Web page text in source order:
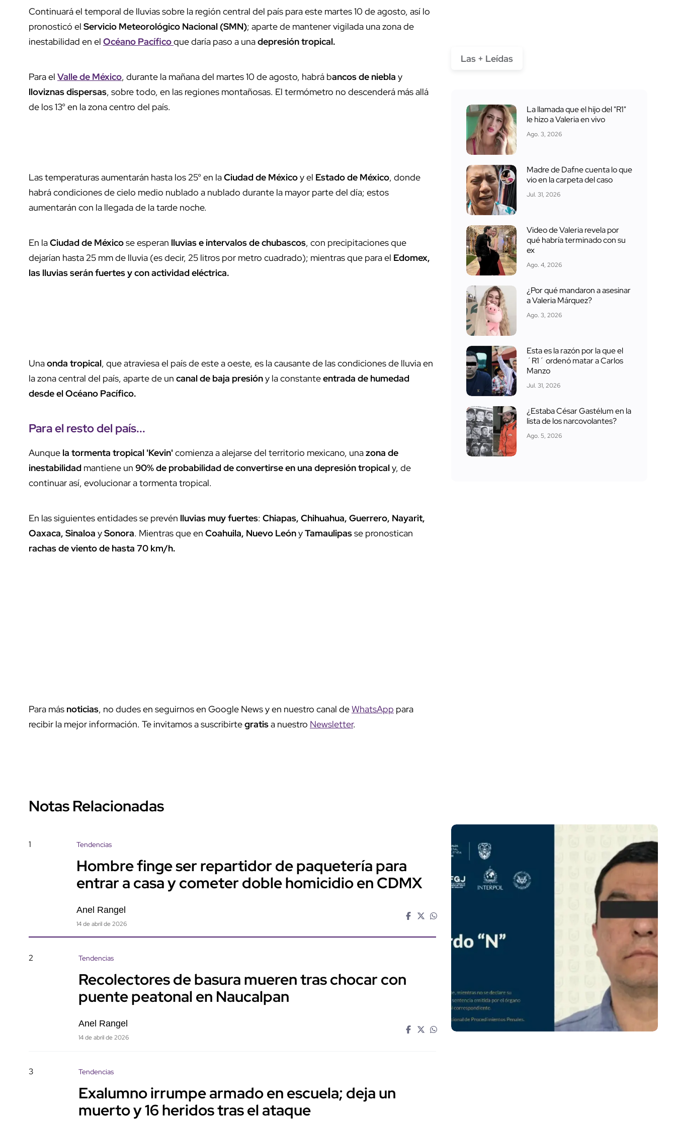
Continuará el temporal de lluvias sobre la región central del país para este martes 10 de agosto, así lo
pronosticó el Servicio Meteorológico Nacional (SMN); aparte de mantener vigilada una zona de
inestabilidad en el Océano Pacíficoque daría paso a unadepresión tropical.
Para el Valle de México, durante la mañana del martes 10 de agosto, habrá bancos de niebla y
lloviznas dispersas, sobre todo, en las regiones montañosas. El termómetro no descenderá más allá
de los 13° en la zona centro del país.
Las temperaturas aumentarán hasta los 25° en laCiudad de Méxicoy el Estado de México, donde
habrá condiciones de cielo medio nublado a nublado durante la mayor parte del día; estos
aumentarán con la llegada de la tarde noche.
En laCiudad de Méxicose esperan lluvias e intervalos de chubascos, con precipitaciones que
dejarían hasta 25 mm de lluvia (es decir, 25 litros por metro cuadrado); mientras que para el Edomex,
las lluvias serán fuertes y con actividad eléctrica.
Unaonda tropical, que atraviesa el país de este a oeste, es la causante de las condiciones de lluvia en
la zona central del país, aparte de un canal de baja presióny la constanteentrada de humedad
desde el Océano Pacífico.
Para el resto del país...
Aunque la tormenta tropical 'Kevin' comienza a alejarse del territorio mexicano, unazona de
inestabilidad mantiene un 90% de probabilidad de convertirse en una depresión tropicaly, de
continuar así, evolucionar a tormenta tropical.
En las siguientes entidades se prevén lluvias muy fuertes: Chiapas, Chihuahua, Guerrero, Nayarit,
Oaxaca, Sinaloa ySonora. Mientras que en Coahuila, Nuevo LeónyTamaulipasse pronostican
rachas de viento de hasta 70 km/h.
Para más noticias, no dudes en seguirnos en Google News y en nuestro canal deWhatsApp para
recibir la mejor información. Te invitamos a suscribirtegratisa nuestro Newsletter.
Notas Relacionadas
1 Tendencias
Hombre finge ser repartidor de paquetería para
entrar a casa y cometer doble homicidio en CDMX
Anel Rangel
14 de abril de 2026
2 Tendencias
Recolectores de basura mueren tras chocar con
puente peatonal en Naucalpan
Anel Rangel
14 de abril de 2026
3 Tendencias
Exalumno irrumpe armado en escuela; deja un
muerto y 16 heridos tras el ataque
Las + Leídas
La llamada que el hijo del "R1"
le hizo a Valeria en vivo
Ago. 3, 2026
Madre de Dafne cuenta lo que
vio en la carpeta del caso
Jul. 31, 2026
Video de Valeria revela por
qué habría terminado con su
ex
Ago. 4, 2026
¿Por qué mandaron a asesinar
a Valeria Márquez?
Ago. 3, 2026
Esta es la razón por la que el
´R1´ ordenó matar a Carlos
Manzo
Jul. 31, 2026
¿Estaba César Gastélum en la
lista de los narcovolantes?
Ago. 5, 2026